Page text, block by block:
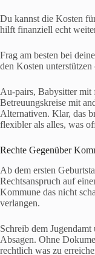
Du kannst die Kosten
hilft finanziell echt
Frag am besten bei
den Kosten
Au-pairs, Babysitter mit
Betreuungskreise mit
Alternativen. Klar, das
flexibler als alles, was
Rechte Gegenüber
Ab dem ersten
Rechtsanspruch auf
Kommune das nicht
verlangen.
Schreib dem
Absagen. Ohne
rechtlich was zu